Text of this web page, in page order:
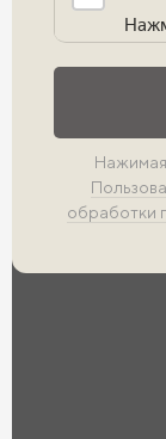
Нажимая
обработки